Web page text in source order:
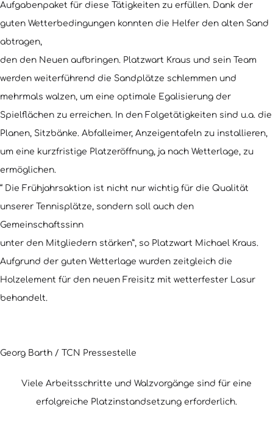
Aufgabenpaket für diese Tätigkeiten zu erfüllen. Dank der
guten Wetterbedingungen konnten die Helfer den alten Sand
abtragen,
den den Neuen aufbringen. Platzwart Kraus und sein Team
werden weiterführend die Sandplätze schlemmen und
mehrmals walzen, um eine optimale Egalisierung der
Spielflächen zu erreichen. In den Folgetätigkeiten sind u.a. die
Planen, Sitzbänke. Abfalleimer, Anzeigentafeln zu installieren,
um eine kurzfristige Platzeröffnung, ja nach Wetterlage, zu
ermöglichen.
“ Die Frühjahrsaktion ist nicht nur wichtig für die Qualität
unserer Tennisplätze, sondern soll auch den
Gemeinschaftssinn
unter den Mitgliedern stärken”, so Platzwart Michael Kraus.
Aufgrund der guten Wetterlage wurden zeitgleich die
Holzelement für den neuen Freisitz mit wetterfester Lasur
behandelt.
Georg Barth / TCN Pressestelle
Viele Arbeitsschritte und Walzvorgänge sind für eine
erfolgreiche Platzinstandsetzung erforderlich.